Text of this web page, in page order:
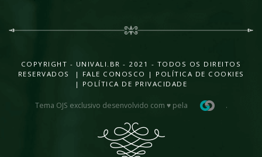
COPYRIGHT - UNIVALI.BR - 2021 - TODOS OS DIREITOS
RESERVADOS |
FALE CONOSCO | POLÍTICA DE COOKIES
| POLÍTICA DE PRIVACIDADE
Tema OJS exclusivo desenvolvido com ♥ pela .